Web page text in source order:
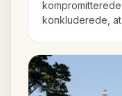
konkluderede,